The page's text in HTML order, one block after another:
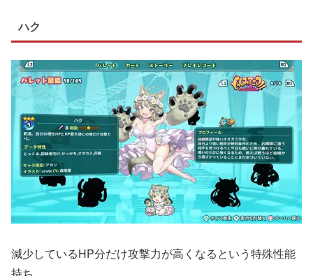
ハク
減少しているHP分だけ攻撃力が高くなるという特殊性能
持ち。